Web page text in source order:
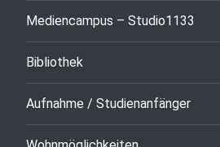
Mediencampus – Studio1133
Bibliothek
Aufnahme / Studienanfänger